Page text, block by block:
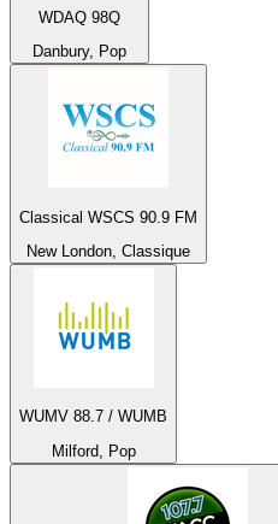
WDAQ 98Q
Danbury, Pop
Classical WSCS 90.9 FM
New London, Classique
WUMV 88.7 / WUMB
Milford, Pop